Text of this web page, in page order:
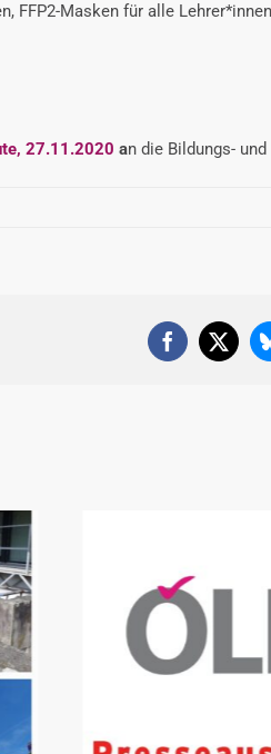
FFP2-Masken für alle
27.11.2020 an die Bildungs-
Facebook
X